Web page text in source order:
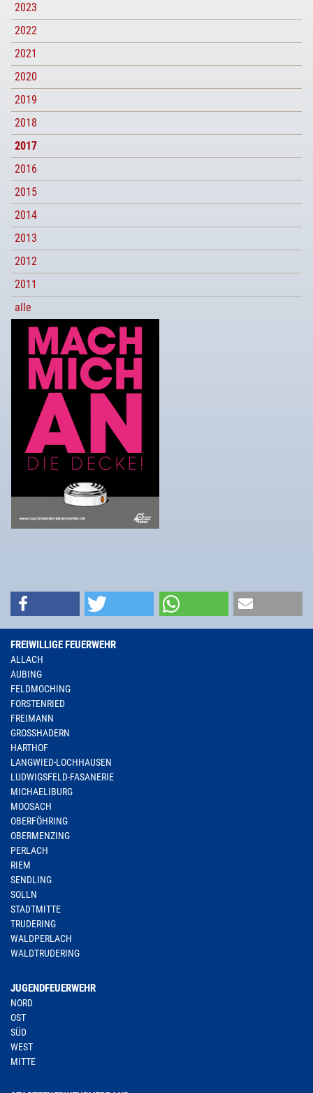
2023
2022
2021
2020
2019
2018
2017
2016
2015
2014
2013
2012
2011
alle
FREIWILLIGE FEUERWEHR
ALLACH
AUBING
FELDMOCHING
FORSTENRIED
FREIMANN
GROSSHADERN
HARTHOF
LANGWIED-LOCHHAUSEN
LUDWIGSFELD-FASANERIE
MICHAELIBURG
MOOSACH
OBERFÖHRING
OBERMENZING
PERLACH
RIEM
SENDLING
SOLLN
STADTMITTE
TRUDERING
WALDPERLACH
WALDTRUDERING
JUGENDFEUERWEHR
NORD
OST
SÜD
WEST
MITTE